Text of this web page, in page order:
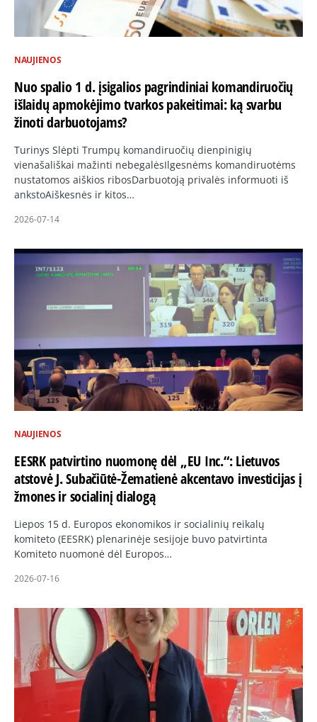
NAUJIENOS
Nuo spalio 1 d. įsigalios pagrindiniai komandiruočių
išlaidų apmokėjimo tvarkos pakeitimai: ką svarbu
žinoti darbuotojams?
Turinys Slėpti Trumpų komandiruočių dienpinigių
vienašališkai mažinti nebegalėsIlgesnėms komandiruotėms
nustatomos aiškios ribosDarbuotoją privalės informuoti iš
ankstoAiškesnės ir kitos…
2026-07-14
NAUJIENOS
EESRK patvirtino nuomonę dėl „EU Inc.“: Lietuvos
atstovė J. Subačiūtė-Žematienė akcentavo investicijas į
žmones ir socialinį dialogą
Liepos 15 d. Europos ekonomikos ir socialinių reikalų
komiteto (EESRK) plenarinėje sesijoje buvo patvirtinta
Komiteto nuomonė dėl Europos…
2026-07-16